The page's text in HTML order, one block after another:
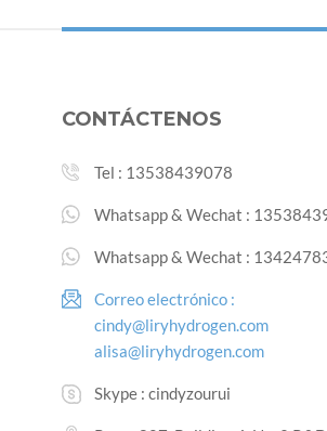
CONTÁCTENOS
Tel : 13538439078
Whatsapp & Wechat :
Whatsapp & Wechat :
Correo electrónico :
cindy@liryhydrogen.com
alisa@liryhydrogen.com
Skype : cindyzourui